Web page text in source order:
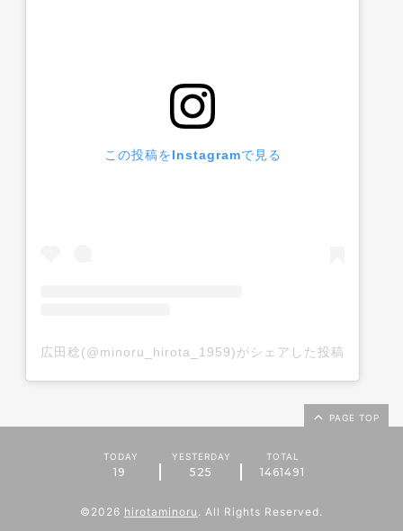
この投稿をInstagramで見る
広田稔(@minoru_hirota_1959)がシェアした投稿
PAGE TOP
TODAY
19
YESTERDAY
525
TOTAL
1461491
©2026 hirotaminoru . All Rights Reserved.